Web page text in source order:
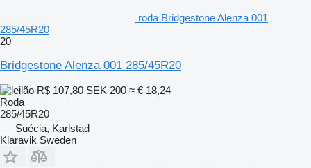
roda Bridgestone Alenza 001
285/45R20
20
Bridgestone Alenza 001 285/45R20
R$ 107,80 SEK 200 ≈ € 18,24
Roda
285/45R20
Suécia, Karlstad
Klaravik Sweden